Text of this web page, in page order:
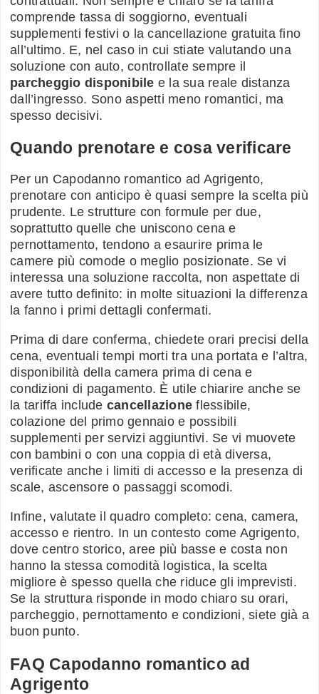
comprende tassa di soggiorno, eventuali
supplementi festivi o la cancellazione gratuita fino
all’ultimo. E, nel caso in cui stiate valutando una
soluzione con auto, controllate sempre il
parcheggio disponibile e la sua reale distanza
dall’ingresso. Sono aspetti meno romantici, ma
spesso decisivi.
Quando prenotare e cosa verificare
Per un Capodanno romantico ad Agrigento,
prenotare con anticipo è quasi sempre la scelta più
prudente. Le strutture con formule per due,
soprattutto quelle che uniscono cena e
pernottamento, tendono a esaurire prima le
camere più comode o meglio posizionate. Se vi
interessa una soluzione raccolta, non aspettate di
avere tutto definito: in molte situazioni la differenza
la fanno i primi dettagli confermati.
Prima di dare conferma, chiedete orari precisi della
cena, eventuali tempi morti tra una portata e l’altra,
disponibilità della camera prima di cena e
condizioni di pagamento. È utile chiarire anche se
la tariffa include cancellazione flessibile,
colazione del primo gennaio e possibili
supplementi per servizi aggiuntivi. Se vi muovete
con bambini o con una coppia di età diversa,
verificate anche i limiti di accesso e la presenza di
scale, ascensore o passaggi scomodi.
Infine, valutate il quadro completo: cena, camera,
accesso e rientro. In un contesto come Agrigento,
dove centro storico, aree più basse e costa non
hanno la stessa comodità logistica, la scelta
migliore è spesso quella che riduce gli imprevisti.
Se la struttura risponde in modo chiaro su orari,
parcheggio, pernottamento e condizioni, siete già a
buon punto.
FAQ Capodanno romantico ad
Agrigento